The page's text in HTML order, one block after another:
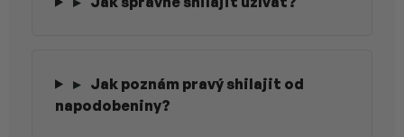
▸
Jak poznám pravý shilajit od
napodobeniny?